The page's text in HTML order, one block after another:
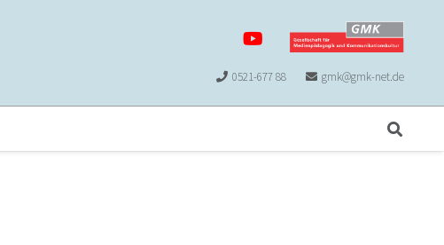
0521-677 88 gmk@gmk-net.de